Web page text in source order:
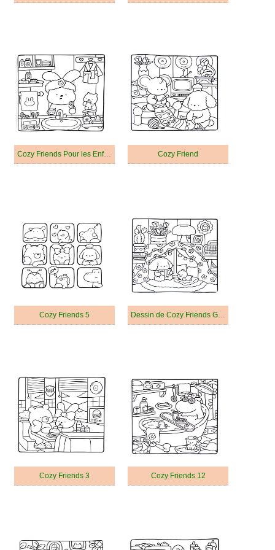
Cozy Friends Pour les Enfants de 5 Ans Cozy Friend
Cozy Friends 5 Dessin de Cozy Friends Gratuit
Cozy Friends 3 Cozy Friends 12